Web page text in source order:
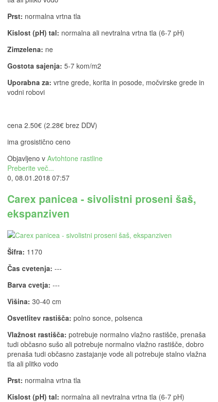
Prst: normalna vrtna tla
Kislost (pH) tal: normalna ali nevtralna vrtna tla (6-7 pH)
Zimzelena: ne
Gostota sajenja: 5-7 kom/m2
Uporabna za: vrtne grede, korita in posode, močvirske grede in
vodni robovi
cena 2.50€ (2.28€ brez DDV)
ima grosistično ceno
Objavljeno v Avtohtone rastline
Preberite več...
0, 08.01.2018 07:57
Carex panicea - sivolistni proseni šaš,
ekspanziven
Šifra: 1170
Čas cvetenja: ---
Barva cvetja: ---
Višina: 30-40 cm
Osvetlitev rastišča: polno sonce, polsenca
Vlažnost rastišča: potrebuje normalno vlažno rastišče, prenaša
tudi občasno sušo ali potrebuje normalno vlažno rastišče, dobro
prenaša tudi občasno zastajanje vode ali potrebuje stalno vlažna
tla ali plitko vodo
Prst: normalna vrtna tla
Kislost (pH) tal: normalna ali nevtralna vrtna tla (6-7 pH)